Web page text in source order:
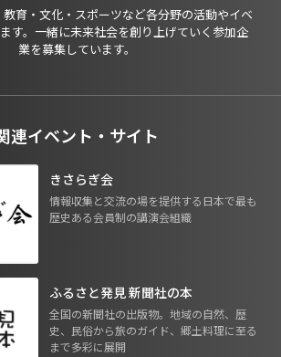
育・文化・スポーツなど各分野の活動やイベ
す。一緒に未来社会を創り上げていく参加企
業を募集しています。
連イベント・サイト
きさらぎ会
情報収集と交流の場を提供する日本で最も
歴史ある会員制の講演会組織
ふるさと発見 新聞社の本
全国の新聞社の出版物。地域の自然、歴
史、民俗から旅のガイド、郷土料理に至る
まで多彩に展開